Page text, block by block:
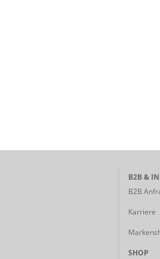
B2B &
B2B
Karriere
SHOP